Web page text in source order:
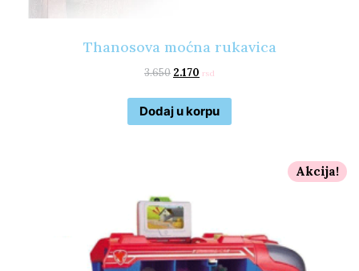
Thanosova moćna rukavica
3.650 2.170 rsd
Dodaj u korpu
Akcija!